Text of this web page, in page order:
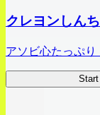
クレヨンしん
アソビ心たっぷ
Start